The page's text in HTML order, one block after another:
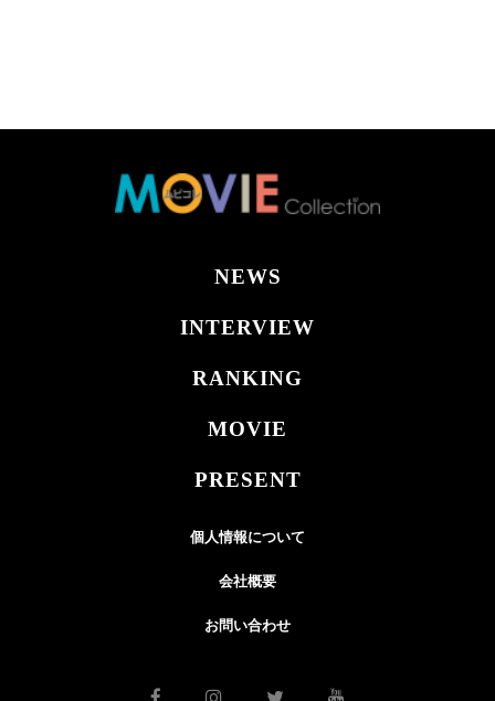
NEWS
INTERVIEW
RANKING
MOVIE
PRESENT
個人情報について
会社概要
お問い合わせ